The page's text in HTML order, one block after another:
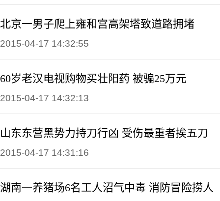
北京一男子爬上雍和宫高架塔致道路拥堵
2015-04-17 14:32:55
60岁老汉电视购物买壮阳药 被骗25万元
2015-04-17 14:32:13
山东东营黑势力持刀行凶 受伤最重者挨五刀
2015-04-17 14:31:16
湖南一养猪场6名工人沼气中毒 消防冒险捞人